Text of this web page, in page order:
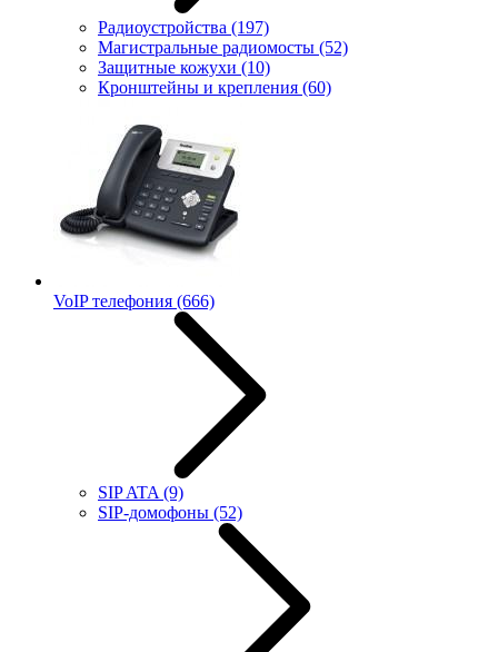
Радиоустройства (197)
Магистральные радиомосты (52)
Защитные кожухи (10)
Кронштейны и крепления (60)
VoIP телефония (666)
SIP ATA (9)
SIP-домофоны (52)